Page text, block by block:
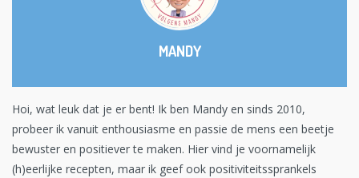
MANDY
Hoi, wat leuk dat je er bent! Ik ben Mandy en sinds 2010,
probeer ik vanuit enthousiasme en passie de mens een beetje
bewuster en positiever te maken. Hier vind je voornamelijk
(h)eerlijke recepten, maar ik geef ook positiviteitssprankels